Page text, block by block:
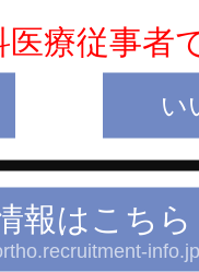
療従事者
い
報はこちら
採用情報
会